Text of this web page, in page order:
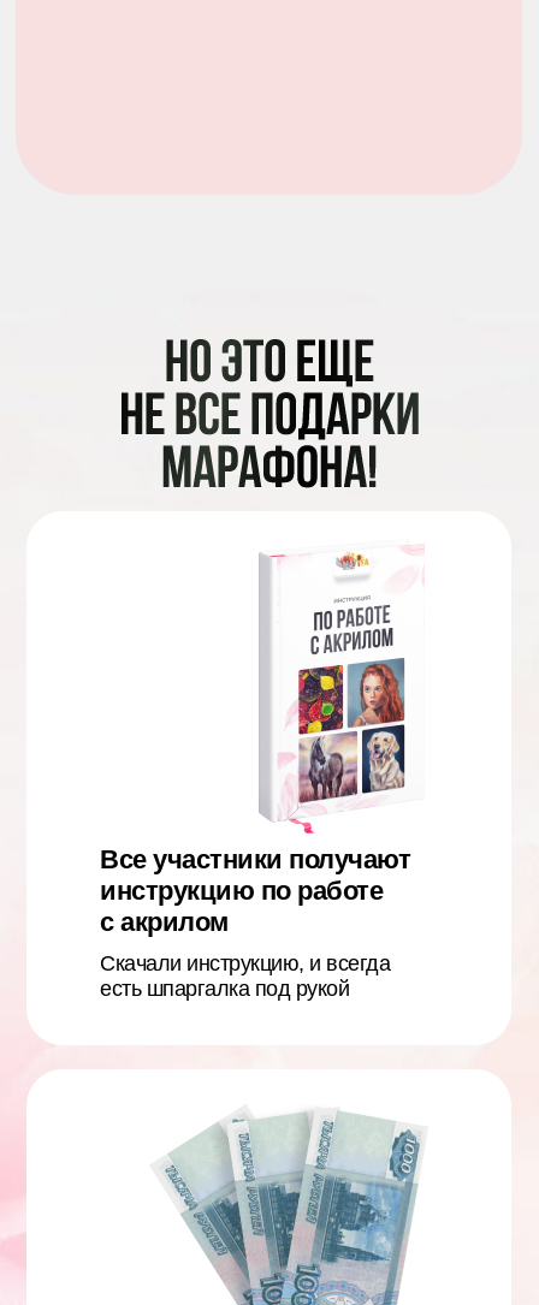
Все участники получают
инструкцию по работе
с акрилом
Скачали инструкцию, и всегда
есть шпаргалка под рукой